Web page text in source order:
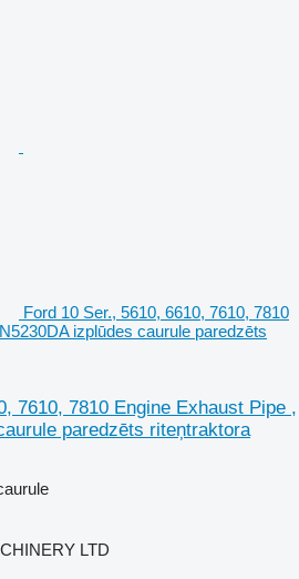
Ford 10 Ser., 5610, 6610, 7610, 7810
izplūdes caurule paredzēts
7610, 7810 Engine Exhaust Pipe ,
paredzēts riteņtraktora
LTD